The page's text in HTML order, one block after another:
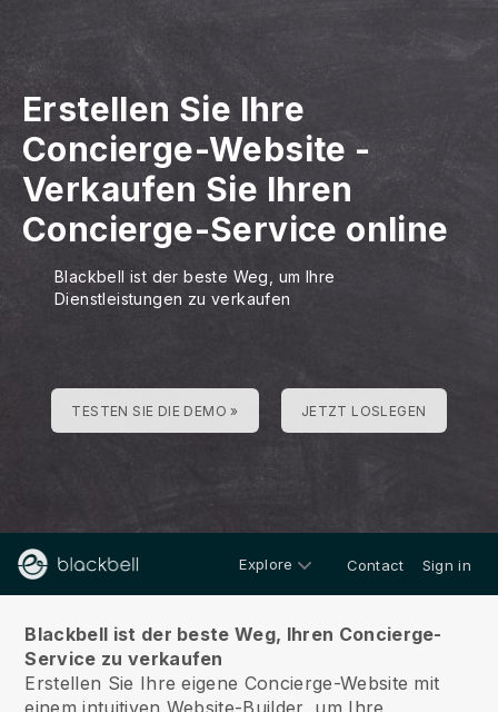
Erstellen Sie Ihre
Concierge-Website -
Verkaufen Sie Ihren
Concierge-Service online
Blackbell ist der beste Weg, um Ihre
Dienstleistungen zu verkaufen
TESTEN SIE DIE DEMO » JETZT LOSLEGEN
Explore Contact Sign in
Blackbell ist der beste Weg, Ihren Concierge-
Service zu verkaufen
Erstellen Sie Ihre eigene Concierge-Website mit
einem intuitiven Website-Builder, um Ihre